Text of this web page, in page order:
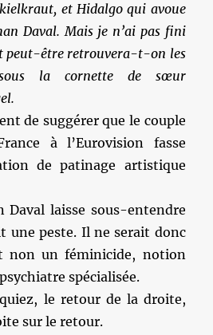
, et Hidalgoqui avoue
Daval. Mais je n’ai pas fini
peut-être retrouvera-t-on les
la cornette de sœur
de suggérer que le couple
à l’Eurovision fasse
de patinage artistique
laisse sous-entendre
une peste. Il ne serait donc
non un féminicide, notion
spécialisée.
le retour de la droite,
sur le retour.